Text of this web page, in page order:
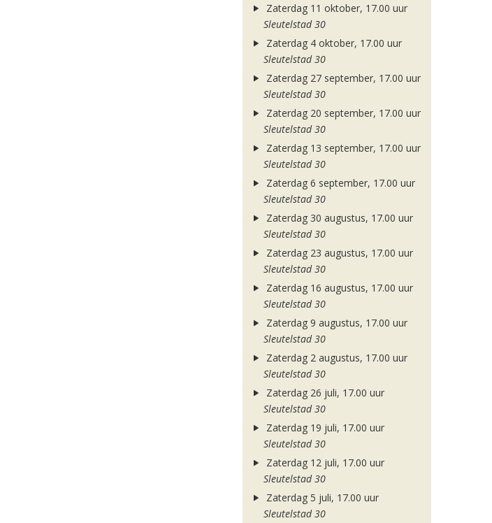
Zaterdag 11 oktober, 17.00 uur
Sleutelstad 30
Zaterdag 4 oktober, 17.00 uur
Sleutelstad 30
Zaterdag 27 september, 17.00 uur
Sleutelstad 30
Zaterdag 20 september, 17.00 uur
Sleutelstad 30
Zaterdag 13 september, 17.00 uur
Sleutelstad 30
Zaterdag 6 september, 17.00 uur
Sleutelstad 30
Zaterdag 30 augustus, 17.00 uur
Sleutelstad 30
Zaterdag 23 augustus, 17.00 uur
Sleutelstad 30
Zaterdag 16 augustus, 17.00 uur
Sleutelstad 30
Zaterdag 9 augustus, 17.00 uur
Sleutelstad 30
Zaterdag 2 augustus, 17.00 uur
Sleutelstad 30
Zaterdag 26 juli, 17.00 uur
Sleutelstad 30
Zaterdag 19 juli, 17.00 uur
Sleutelstad 30
Zaterdag 12 juli, 17.00 uur
Sleutelstad 30
Zaterdag 5 juli, 17.00 uur
Sleutelstad 30